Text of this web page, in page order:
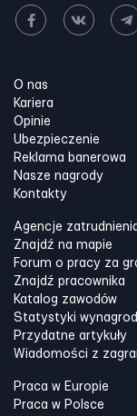
O nas
Kariera
Opinie
Ubezpieczenie
Reklama banerowa
Nasze nagrody
Kontakty
Agencje
Znajdź na mapie
Forum o pracy za
Znajdź pracownika
Katalog zawodów
Statystyki
Przydatne artykuły
Wiadomości z
Praca w Europie
Praca w Polsce